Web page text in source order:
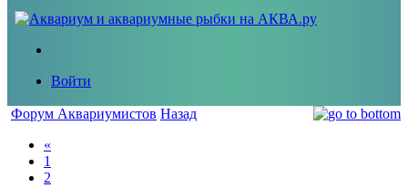
Войти
Форум Аквариумистов Назад
«
1
2